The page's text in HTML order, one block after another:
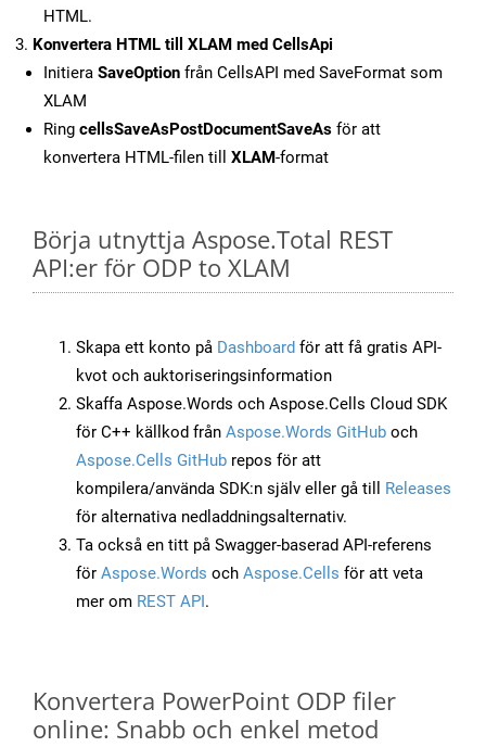
HTML.
Konvertera HTML till XLAM med CellsApi
Initiera SaveOption från CellsAPI med SaveFormat som
XLAM
Ring cellsSaveAsPostDocumentSaveAs för att
konvertera HTML-filen till XLAM-format
Börja utnyttja Aspose.Total REST
API:er för ODP to XLAM
Skapa ett konto på Dashboard för att få gratis API-
kvot och auktoriseringsinformation
Skaffa Aspose.Words och Aspose.Cells Cloud SDK
för C++ källkod från Aspose.Words GitHub och
Aspose.Cells GitHub repos för att
kompilera/använda SDK:n själv eller gå till Releases
för alternativa nedladdningsalternativ.
Ta också en titt på Swagger-baserad API-referens
för Aspose.Words och Aspose.Cells för att veta
mer om REST API.
Konvertera PowerPoint ODP filer
online: Snabb och enkel metod